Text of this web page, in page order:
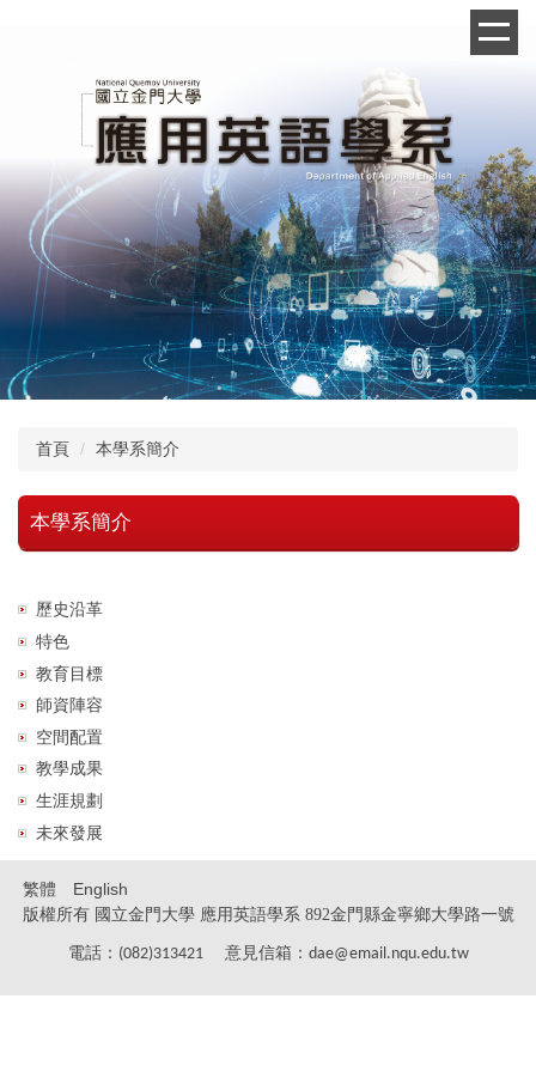
首頁 本學系簡介
本學系簡介
歷史沿革
特色
教育目標
師資陣容
空間配置
教學成果
生涯規劃
未來發展
繁體
English
版權所有 國立金門大學 應用英語學系 892金門縣金寧鄉大學路一號
電話： (082)313421 意見信箱： dae@email.nqu.edu.tw